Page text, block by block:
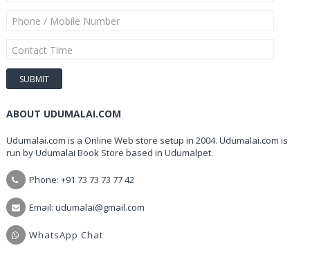
ABOUT UDUMALAI.COM
Udumalai.com is a Online Web store setup in 2004. Udumalai.com is
run by Udumalai Book Store based in Udumalpet.
Phone: +91 73 73 73 77 42
Email: udumalai@gmail.com
WhatsApp Chat